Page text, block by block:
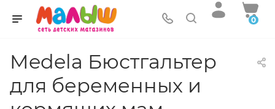
0
Medela Бюстгальтер
для беременных и